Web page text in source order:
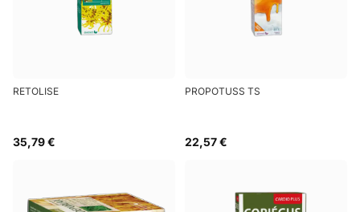
RETOLISE
35,79 €
PROPOTUSS TS
22,57 €